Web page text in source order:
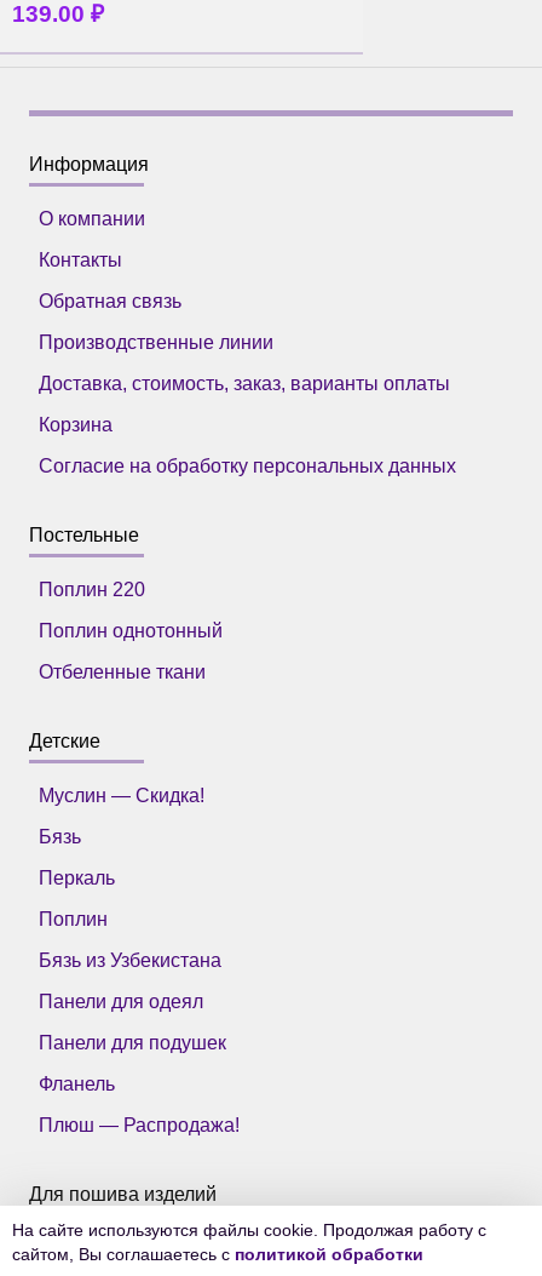
139.00 ₽
Информация
О компании
Контакты
Обратная связь
Производственные линии
Доставка, стоимость, заказ, варианты оплаты
Корзина
Согласие на обработку персональных данных
Постельные
Поплин 220
Поплин однотонный
Отбеленные ткани
Детские
Муслин — Скидка!
Бязь
Перкаль
Поплин
Бязь из Узбекистана
Панели для одеял
Панели для подушек
Фланель
Плюш — Распродажа!
Для пошива изделий
Все ткани Тейково
На сайте используются файлы cookie. Продолжая работу с
сайтом, Вы соглашаетесь с политикой обработки